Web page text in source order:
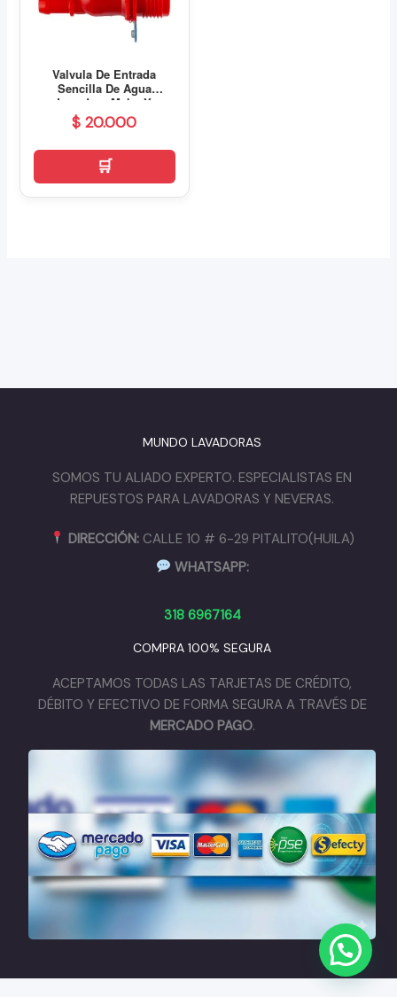
Valvula De Entrada
Sencilla De Agua
Lavadora Mabe Y
Centrales
$ 20.000
MUNDO LAVADORAS
SOMOS TU ALIADO EXPERTO. ESPECIALISTAS EN
REPUESTOS PARA LAVADORAS Y NEVERAS.
DIRECCIÓN: CALLE 10 # 6-29 PITALITO(HUILA)
WHATSAPP:
318 6967164
COMPRA 100% SEGURA
ACEPTAMOS TODAS LAS TARJETAS DE CRÉDITO,
DÉBITO Y EFECTIVO DE FORMA SEGURA A TRAVÉS DE
MERCADO PAGO.